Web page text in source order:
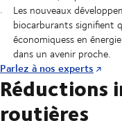
Les nouveaux
biocarburants signifient
économiquess en
dans un avenir proche.
Parlez à nos experts
Réductions
routières